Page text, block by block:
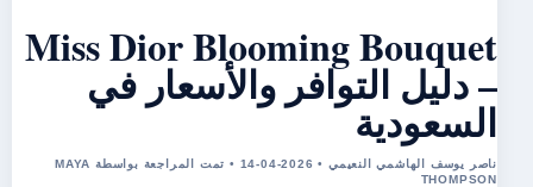
Miss Dior Blooming Bouquet
– دليل التوافر والأسعار في
السعودية
ناصر يوسف الهاشمي النعيمي • 2026-04-14 • تمت المراجعة بواسطة MAYA
THOMPSON